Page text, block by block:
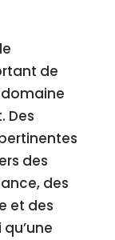
de
domaine
Des
des
des
et des